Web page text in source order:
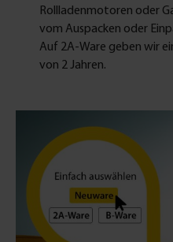
Rollladenmotoren oder
vom Auspacken oder
Auf 2A-Ware geben wir
von 2 Jahren.